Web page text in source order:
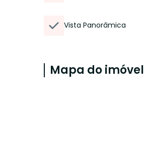
Vista Panorâmica
Mapa do imóvel